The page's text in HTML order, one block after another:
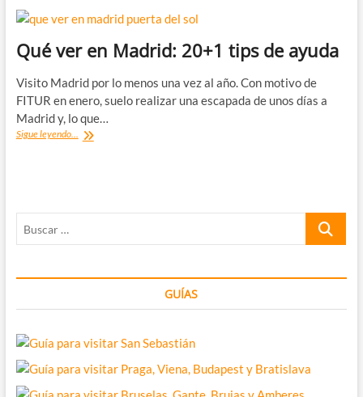
Málaga:
imprescindibles
Qué ver en Madrid: 20+1 tips de ayuda
Visito Madrid por lo menos una vez al año. Con motivo de
FITUR en enero, suelo realizar una escapada de unos días a
Madrid y, lo que…
Sigue leyendo... Qué
Buscar
GUÍAS